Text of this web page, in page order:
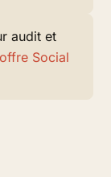
audit et
offre Social